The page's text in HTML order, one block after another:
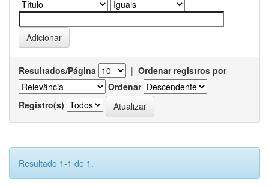
Resultados/Página | Ordenar registros por
Ordenar
Registro(s)
Resultado 1-1 de 1.